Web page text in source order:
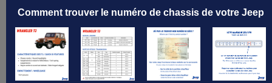
Lancée en 1997, laJeep Wrangler TJ
succède à la YJ en retrouvant les
Comment trouver le numéro de chassis de votre Jeep